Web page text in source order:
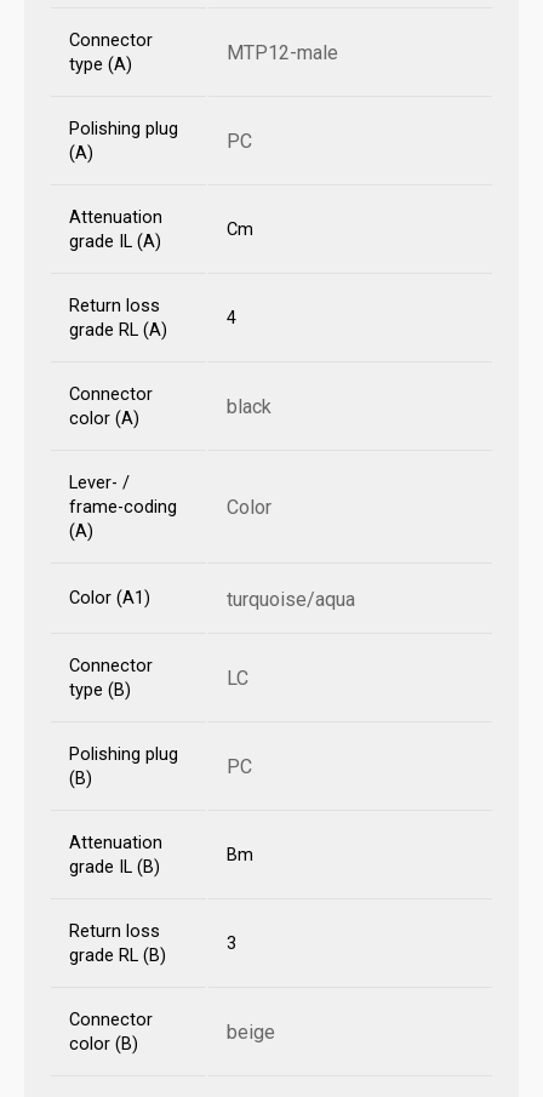
Connector
type (A)
MTP12-male
Polishing plug
(A)
PC
Attenuation
grade IL (A)
Cm
Return loss
grade RL (A)
4
Connector
color (A)
black
Lever- /
frame-coding
(A)
Color
Color (A1) turquoise/aqua
Connector
type (B)
LC
Polishing plug
(B)
PC
Attenuation
grade IL (B)
Bm
Return loss
grade RL (B)
3
Connector
color (B)
beige